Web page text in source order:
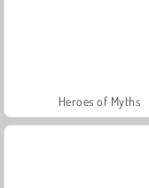
Heroes of Myths